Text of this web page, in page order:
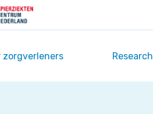
zorgverleners Research